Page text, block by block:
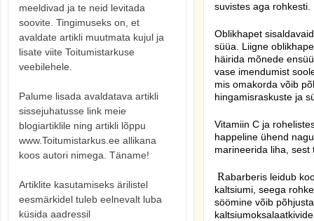
suvistes aga rohkesti.
Oblikhapet
süüa. Liigne
häirida mõnede
vase imendumist
mis omakorda võib
hingamisraskuste ja
Vitamiin C ja
happeline ühend
marineerida liha,
Rabarberis leidub
kaltsiumi, seega
söömine võib
meeldivad ja te neid levitada
soovite. Tingimuseks on, et
avaldate artikli muutmata kujul ja
lisate viite Toitumistarkuse
veebilehele.
Palume lisada avaldatava artikli
sissejuhatusse link meie
blogiartiklile ning artikli lõppu
www.Toitumistarkus.ee allikana
koos autori nimega. Täname!
Artiklite kasutamiseks ärilistel
eesmärkidel tuleb eelnevalt luba
küsida aadressil